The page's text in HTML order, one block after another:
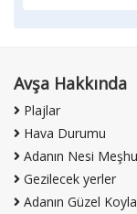
Avşa Hakkında
Plajlar
Hava Durumu
Adanın Nesi
Gezilecek yerler
Adanın Güzel